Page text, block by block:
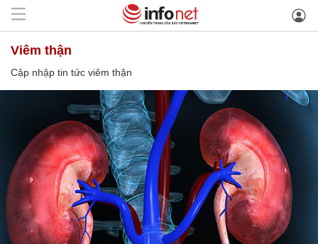
viêm thận
Cập nhập tin tức viêm thận